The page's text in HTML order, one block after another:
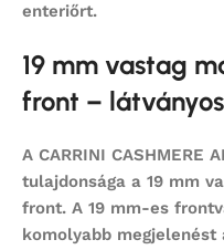
enteriőrt.
19 mm vastag
front –
A CARRINI CASHMERE
tulajdonsága a 19 mm
front. A 19 mm-es
komolyabb megjelenést